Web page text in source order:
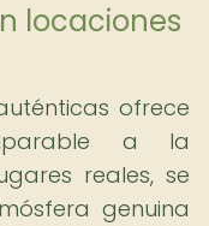
locaciones
ofrece
a la
reales, se
genuina